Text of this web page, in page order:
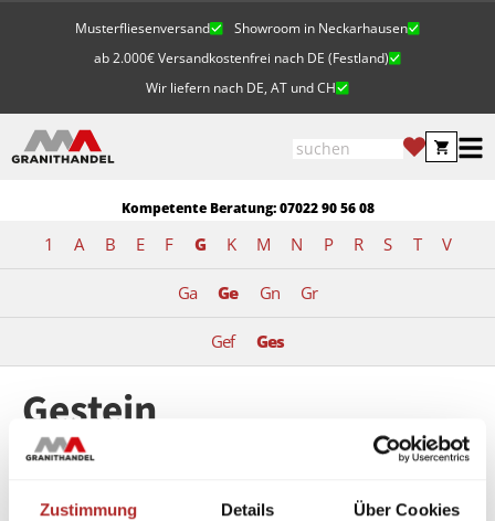
Zustimmung Details Über Cookies
Musterfliesenversand
Showroom in Neckarhausen
ab 2.000€ Versandkostenfrei nach DE (Festland)
Wir liefern nach DE, AT und CH
Kompetente Beratung: 07022 90 56 08
1 A B E F G K M N P R S T V
Ga Ge Gn Gr
Gef Ges
Gestein
Gestein ist ein umfassender Begriff für den Fels- und
Steinanteil der Erdkruste und besteht aus Mineralien.